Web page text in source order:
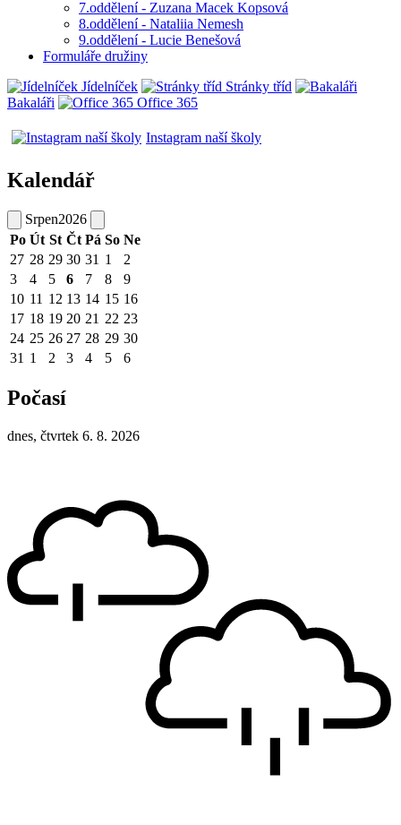
7.oddělení - Zuzana Macek Kopsová
8.oddělení - Nataliia Nemesh
9.oddělení - Lucie Benešová
Formuláře družiny
Jídelníček
Stránky tříd
Bakaláři
Office 365
Instagram naší školy
Kalendář
Srpen2026
Po Út St Čt Pá So Ne
27 28 29 30 31 1
2
3
4 5 6 7 8
9
10 11 12 13 14 15 16
17 18 19 20 21 22 23
24 25 26 27 28 29 30
31 1 2 3 4 5 6
Počasí
dnes, čtvrtek 6. 8. 2026